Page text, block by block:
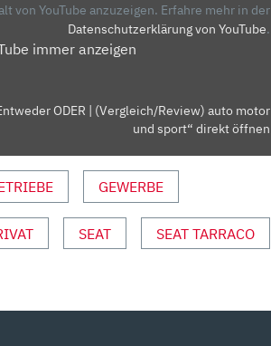
von YouTube anzuzeigen. Erfahre mehr in der
Datenschutzerklärung von YouTube.
immer anzeigen
ODER | (Vergleich/Review) auto motor
und sport“ direkt öffnen
GEWERBE
SEAT SEAT TARRACO